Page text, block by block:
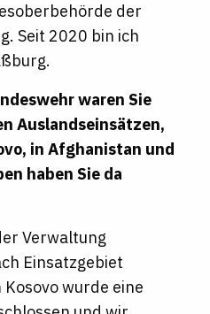
der
Seit 2020 bin ich
waren Sie
Auslandseinsätzen,
in Afghanistan und
haben Sie da
Verwaltung
Einsatzgebiet
wurde eine